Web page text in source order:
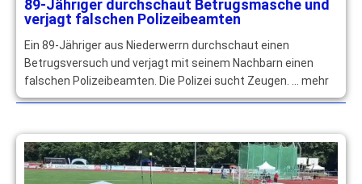
89-Jähriger durchschaut Betrugsmasche und
verjagt falschen Polizeibeamten
Ein 89-Jähriger aus Niederwerrn durchschaut einen
Betrugsversuch und verjagt mit seinem Nachbarn einen
falschen Polizeibeamten. Die Polizei sucht Zeugen. … mehr